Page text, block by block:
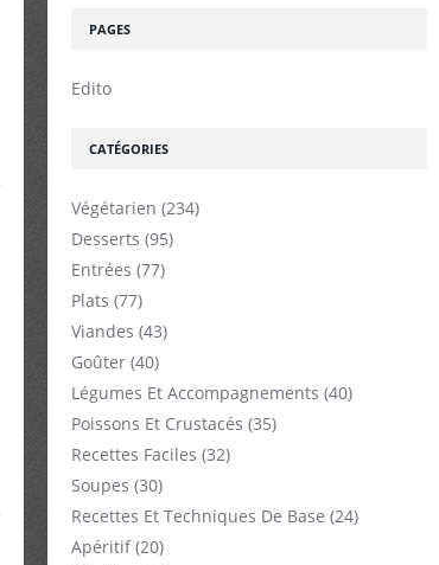
PAGES
Edito
CATÉGORIES
Végétarien (234)
Desserts (95)
Entrées (77)
Plats (77)
Viandes (43)
Goûter (40)
Légumes Et Accompagnements (40)
Poissons Et Crustacés (35)
Recettes Faciles (32)
Soupes (30)
Recettes Et Techniques De Base (24)
Apéritif(20)